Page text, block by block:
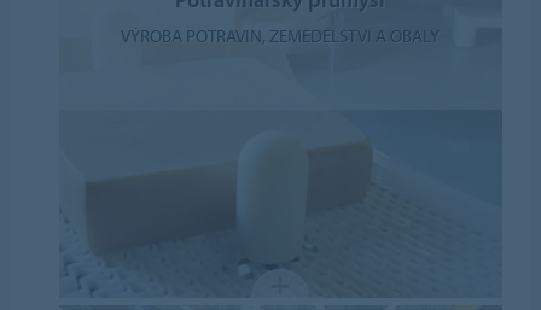
VÝROBA POTRAVIN, ZEMĚDĚLSTVÍ A OBALY